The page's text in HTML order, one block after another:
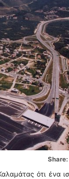
ότι ένα